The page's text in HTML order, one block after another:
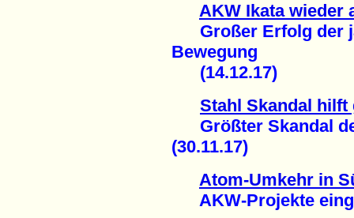
AKW Ikata wieder
Großer Erfolg der
Bewegung
(14.12.17)
Stahl Skandal hilft
Größter Skandal
(30.11.17)
Atom-Umkehr in
AKW-Projekte